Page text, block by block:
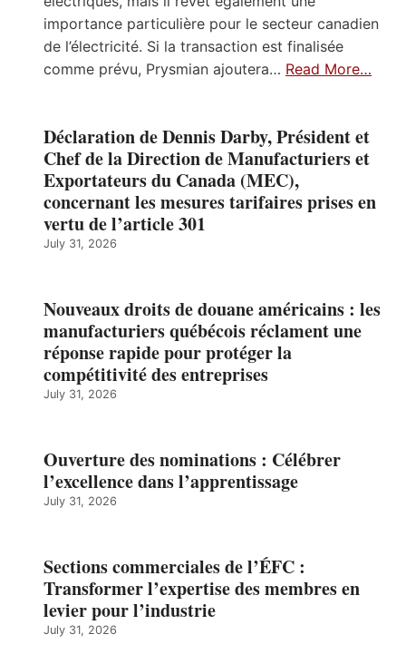
importance particulière pour le secteur canadien
de l’électricité. Si la transaction est finalisée
comme prévu, Prysmian ajoutera… Read More…
Déclaration de Dennis Darby, Président et
Chef de la Direction de Manufacturiers et
Exportateurs du Canada (MEC),
concernant les mesures tarifaires prises en
vertu de l’article 301
July 31, 2026
Nouveaux droits de douane américains : les
manufacturiers québécois réclament une
réponse rapide pour protéger la
compétitivité des entreprises
July 31, 2026
Ouverture des nominations : Célébrer
l’excellence dans l’apprentissage
July 31, 2026
Sections commerciales de l’ÉFC :
Transformer l’expertise des membres en
levier pour l’industrie
July 31, 2026